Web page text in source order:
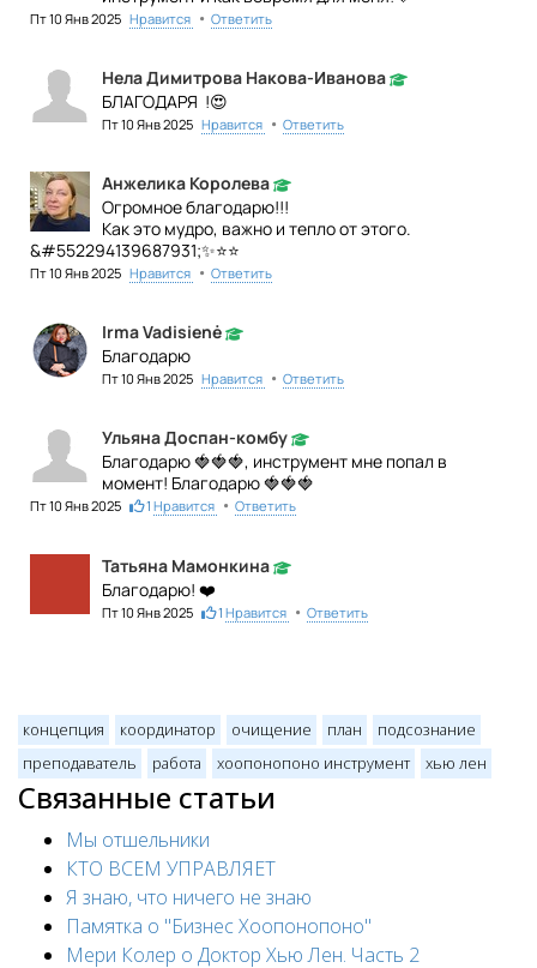
Пт 10 Янв 2025 Нравится • Ответить
Нела Димитрова Накова-Иванова
БЛАГОДАРЯ !😍
Пт 10 Янв 2025 Нравится • Ответить
Анжелика Королева
Огромное благодарю!!!
Как это мудро, важно и тепло от этого.
&#552294139687931;✨⭐⭐
Пт 10 Янв 2025 Нравится • Ответить
Irma Vadisienė
Благодарю
Пт 10 Янв 2025 Нравится • Ответить
Ульяна Доспан-комбу
Благодарю 🍓🍓🍓, инструмент мне попал в
момент! Благодарю 🍓🍓🍓
Пт 10 Янв 2025 1 Нравится • Ответить
Татьяна Мамонкина
Благодарю! ❤️
Пт 10 Янв 2025 1 Нравится • Ответить
концепция координатор очищение план
подсознание
преподаватель
работа хоопонопоно инструмент хью лен
Связанные статьи
Мы отшельники
КТО ВСЕМ УПРАВЛЯЕТ
Я знаю, что ничего не знаю
Памятка о "Бизнес Хоопонопоно"
Мери Колер о Доктор Хью Лен. Часть 2